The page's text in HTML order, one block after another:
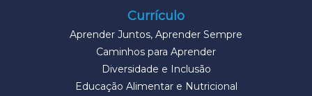
Currículo
Aprender Juntos, Aprender Sempre
Caminhos para Aprender
Diversidade e Inclusão
Educação Alimentar e Nutricional